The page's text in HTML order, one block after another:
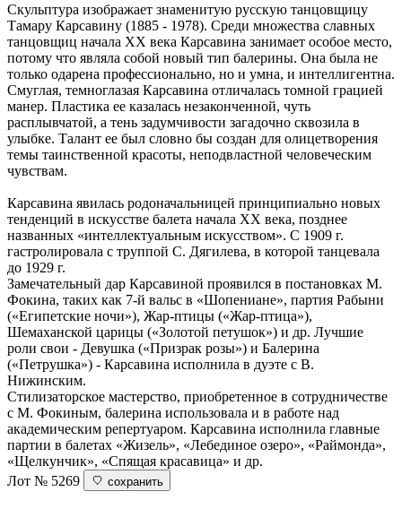
Скульптура изображает знаменитую русскую танцовщицу
Тамару Карсавину (1885 - 1978). Среди множества славных
танцовщиц начала XX века Карсавина занимает особое место,
потому что являла собой новый тип балерины. Она была не
только одарена профессионально, но и умна, и интеллигентна.
Смуглая, темноглазая Карсавина отличалась томной грацией
манер. Пластика ее казалась незаконченной, чуть
расплывчатой, а тень задумчивости загадочно сквозила в
улыбке. Талант ее был словно бы создан для олицетворения
темы таинственной красоты, неподвластной человеческим
чувствам.
Карсавина явилась родоначальницей принципиально новых
тенденций в искусстве балета начала XX века, позднее
названных «интеллектуальным искусством». С 1909 г.
гастролировала с труппой С. Дягилева, в которой танцевала
до 1929 г.
Замечательный дар Карсавиной проявился в постановках М.
Фокина, таких как 7-й вальс в «Шопениане», партия Рабыни
(«Египетские ночи»), Жар-птицы («Жар-птица»),
Шемаханской царицы («Золотой петушок») и др. Лучшие
роли свои - Девушка («Призрак розы») и Балерина
(«Петрушка») - Карсавина исполнила в дуэте с В.
Нижинским.
Стилизаторское мастерство, приобретенное в сотрудничестве
с М. Фокиным, балерина использовала и в работе над
академическим репертуаром. Карсавина исполнила главные
партии в балетах «Жизель», «Лебединое озеро», «Раймонда»,
«Щелкунчик», «Спящая красавица» и др.
Лот № 5269
сохранить